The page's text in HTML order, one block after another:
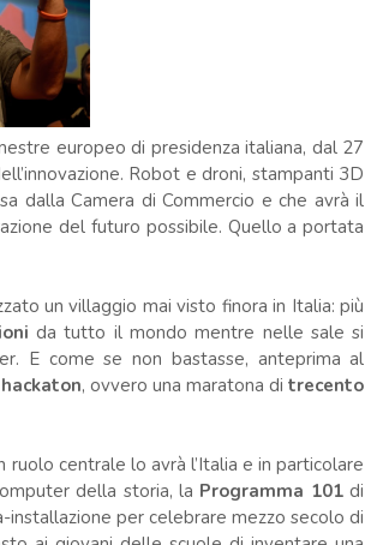
europeo di presidenza italiana, dal 27
Robot e droni, stampanti 3D
dalla Camera di Commercio e che avrà il
del futuro possibile. Quello a portata
un villaggio mai visto finora in Italia: più
da tutto il mondo mentre nelle sale si
E come se non bastasse, anteprima al
hackaton, ovvero una maratona ditrecento
ruolo centrale lo avrà l’Italia e in particolare
della storia, la Programma 101di
per celebrare mezzo secolo di